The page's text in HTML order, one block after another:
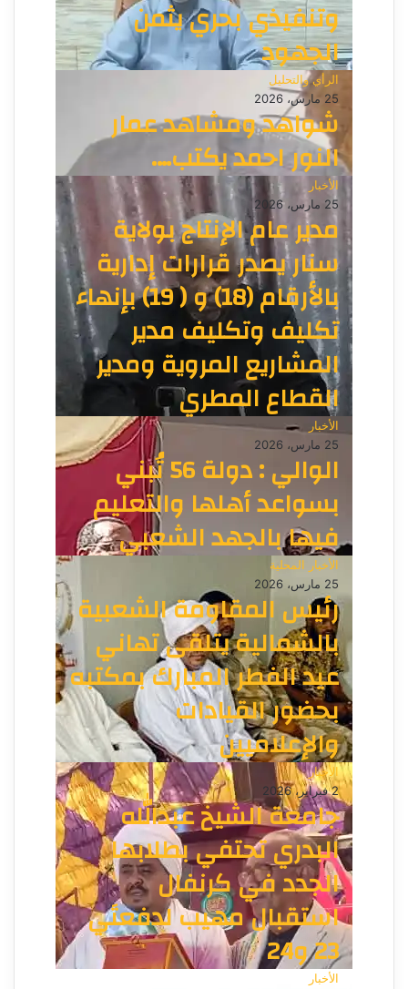
وتنفيذي بحري يثمن
الجهود
الرأي والتحليل
25 مارس، 2026
شواهد ومشاهد عمار
النور احمد يكتب….
الأخبار
25 مارس، 2026
مدير عام الإنتاج بولاية
سنار يصدر قرارات إدارية
بالأرقام (18) و ( 19) بإنهاء
تكليف وتكليف مدير
المشاريع المروية ومدير
القطاع المطري
الأخبار
25 مارس، 2026
الوالي : دولة 56 تُبني
بسواعد أهلها والتعليم
فيها بالجهد الشعبي
الأخبار المحلية
25 مارس، 2026
رئيس المقاومة الشعبية
بالشمالية يتلقى تهاني
عيد الفطر المبارك بمكتبه
بحضور القيادات
والإعلاميين
الأخبار
2 فبراير، 2026
جامعة الشيخ عبدالله
البدري تحتفي بطلابها
الجدد في كرنفال
استقبال مهيب لدفعتَي
23 و24
الأخبار